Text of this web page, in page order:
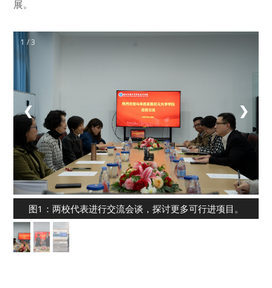
展。
1 / 3
❮ ❯
图1：两校代表进行交流会谈，探讨更多可行进项目。